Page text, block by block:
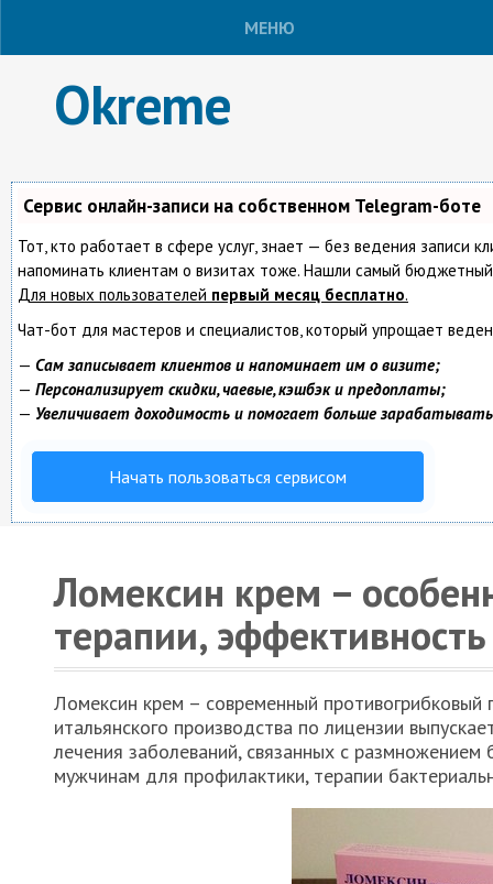
МЕНЮ
Okreme
Сервис онлайн-записи на собственном Telegram-боте
Тот, кто работает в сфере услуг, знает — без ведения записи
напоминать клиентам о визитах тоже. Нашли самый
Для новых пользователей первый месяц бесплатно.
Чат-бот для мастеров и специалистов, который упрощает
— Сам записывает клиентов и напоминает им о визите;
— Персонализирует скидки, чаевые, кэшбэк и предоплаты;
— Увеличивает доходимость и помогает больше
Начать пользоваться сервисом
Ломексин крем –
терапии, эффективность
Ломексин крем – современный
итальянского производства по лицензии
лечения заболеваний, связанных с
мужчинам для профилактики, терапии